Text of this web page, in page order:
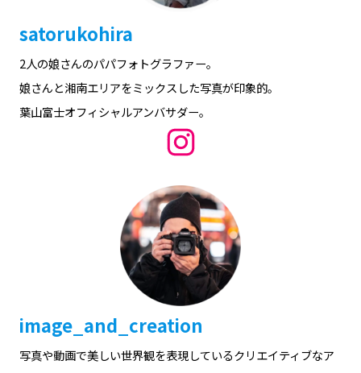
Photo by © Taichi Ota（wisteria_waves）
地元の方々もよくウォーキングなどをし
ている境川の道、桜のトンネルが気分を
上げてくれるね♪